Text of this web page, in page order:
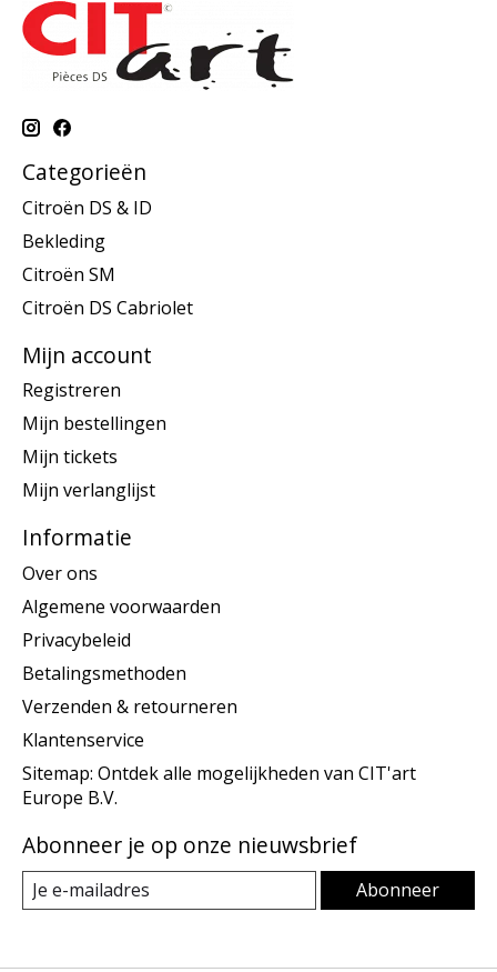
Categorieën
Citroën DS & ID
Bekleding
Citroën SM
Citroën DS Cabriolet
Mijn account
Registreren
Mijn bestellingen
Mijn tickets
Mijn verlanglijst
Informatie
Over ons
Algemene voorwaarden
Privacybeleid
Betalingsmethoden
Verzenden & retourneren
Klantenservice
Sitemap: Ontdek alle mogelijkheden van CIT'art
Europe B.V.
Abonneer je op onze nieuwsbrief
Abonneer